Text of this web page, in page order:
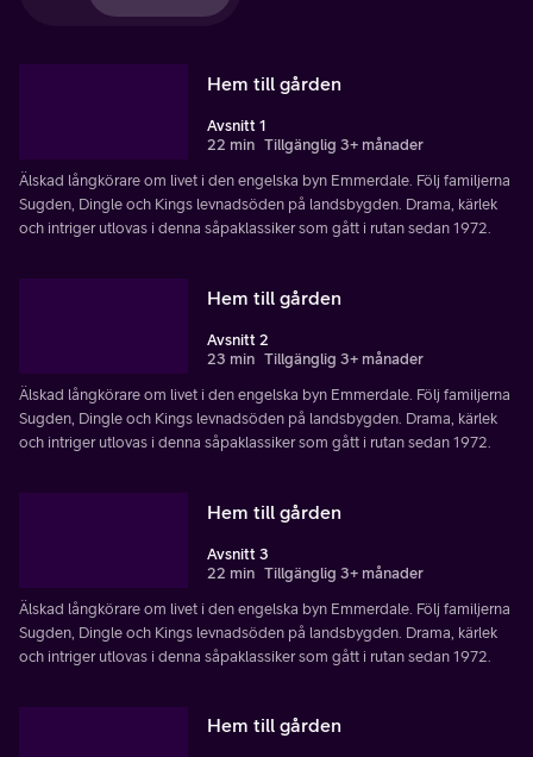
Hem till gården
Avsnitt 1
22 min Tillgänglig 3+ månader
Älskad långkörare om livet i den engelska byn Emmerdale. Följ familjerna
Sugden, Dingle och Kings levnadsöden på landsbygden. Drama, kärlek
och intriger utlovas i denna såpaklassiker som gått i rutan sedan 1972.
Hem till gården
Avsnitt 2
23 min Tillgänglig 3+ månader
Älskad långkörare om livet i den engelska byn Emmerdale. Följ familjerna
Sugden, Dingle och Kings levnadsöden på landsbygden. Drama, kärlek
och intriger utlovas i denna såpaklassiker som gått i rutan sedan 1972.
Hem till gården
Avsnitt 3
22 min Tillgänglig 3+ månader
Älskad långkörare om livet i den engelska byn Emmerdale. Följ familjerna
Sugden, Dingle och Kings levnadsöden på landsbygden. Drama, kärlek
och intriger utlovas i denna såpaklassiker som gått i rutan sedan 1972.
Hem till gården